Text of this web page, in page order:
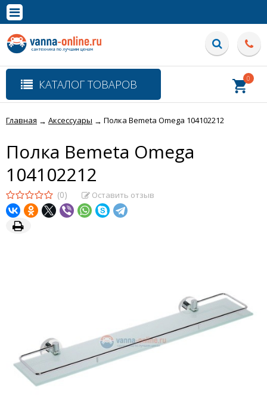
Полная версия сайта
КАТАЛОГ ТОВАРОВ 0
Главная → Аксессуары → Полка Bemeta Omega 104102212
Полка Bemeta Omega
104102212
(0) Оставить отзыв